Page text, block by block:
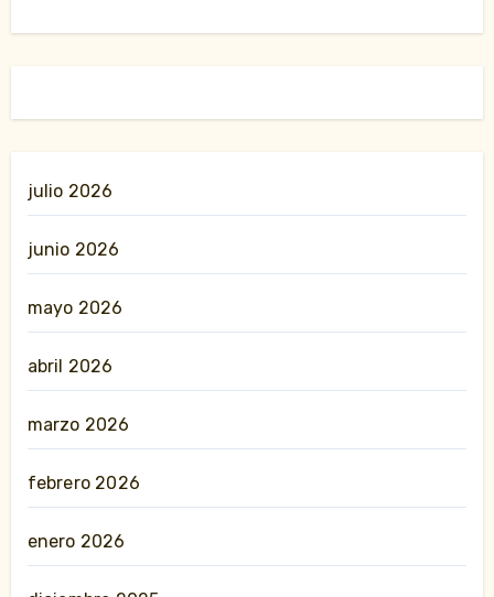
julio 2026
junio 2026
mayo 2026
abril 2026
marzo 2026
febrero 2026
enero 2026